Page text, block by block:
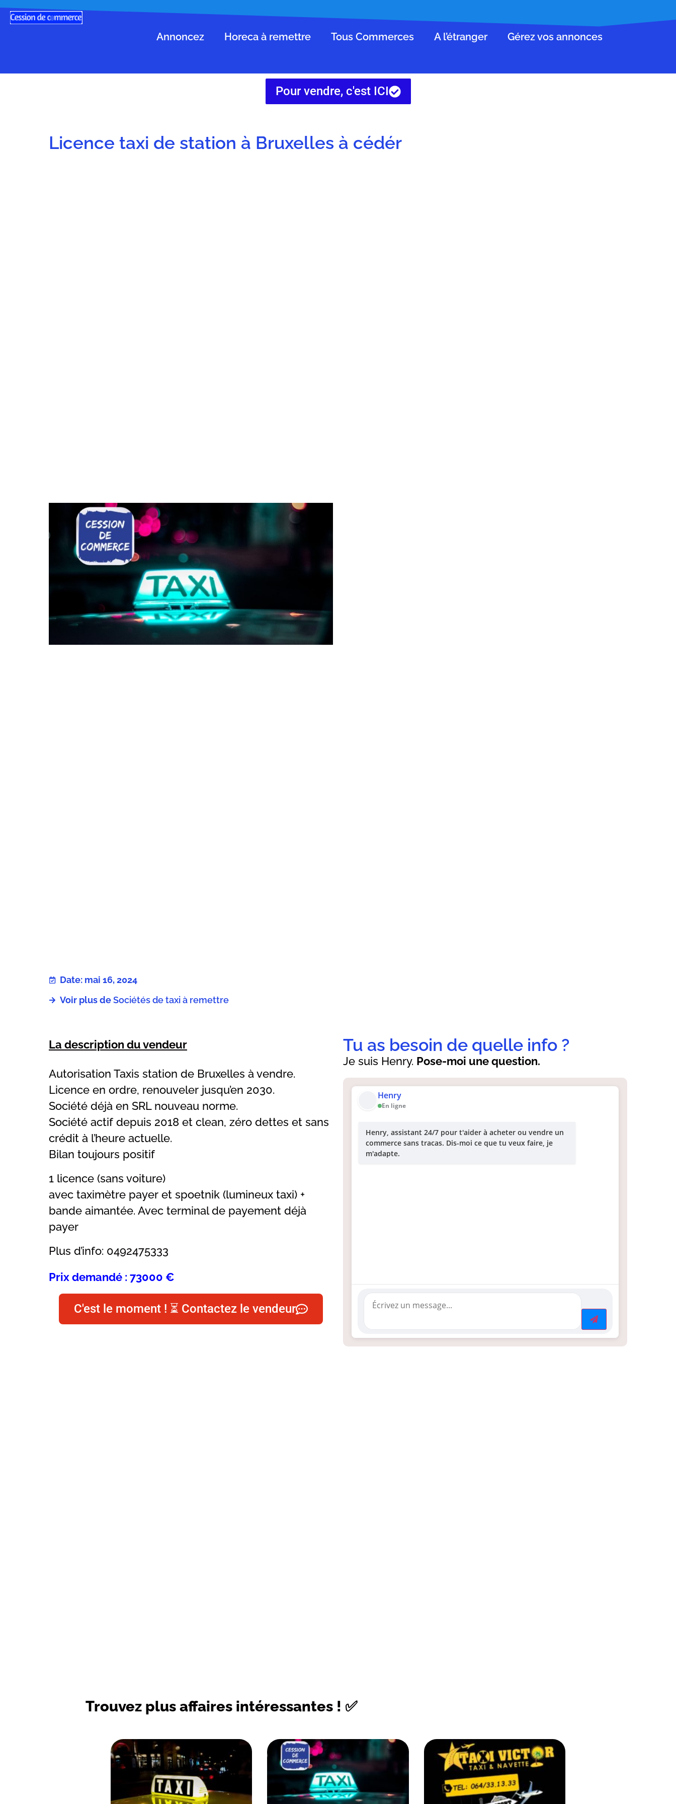
Annoncez Horeca à remettre Tous Commerces A l’étranger Gérez vos annonces
Pour vendre, c'est ICI
Licence taxi de station à Bruxelles à cédér
Date: mai 16, 2024
Voir plus deSociétés de taxi à remettre
La description du vendeur
Autorisation Taxis station de Bruxelles à vendre.
Licence en ordre, renouveler jusqu’en 2030.
Société déjà en SRL nouveau norme.
Société actif depuis 2018 et clean, zéro dettes et sans
crédit à l’heure actuelle.
Bilan toujours positif
1 licence (sans voiture)
avec taximètre payer et spoetnik (lumineux taxi) +
bande aimantée. Avec terminal de payement déjà
payer
Plus d’info: 0492475333
Prix demandé : 73000 €
C'est le moment ! ⏳ Contactez le vendeur
Henry
En ligne
Henry, assistant 24/7 pour t'aider à acheter ou vendre un
commerce sans tracas. Dis-moi ce que tu veux faire, je
m'adapte.
Je suis Henry. Pose-moi une question.
Tu as besoin de quelle info ?
Trouvez plus affaires intéressantes ! ✅